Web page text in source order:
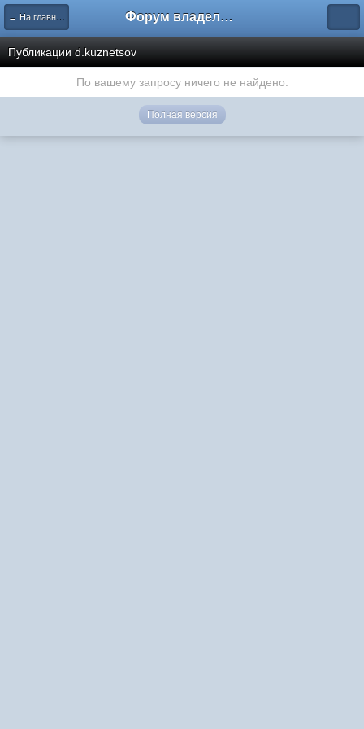
← На главную Форум владельцев интернет-магазинов
Публикации d.kuznetsov
По вашему запросу ничего не найдено.
Полная версия